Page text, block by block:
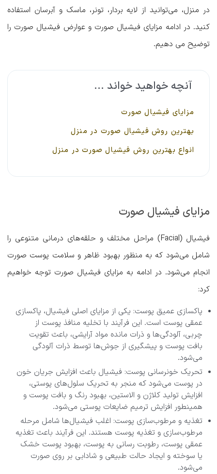
در منزل، می‌توانید از لایه بردار، تونر، ماسک و آبرسان استفاده
کنید. در ادامه مزایای فیشیال صورت وعوارض فیشیال صورت را
توضیح می دهیم.
آنچه خواهید خواند ...
مزایای فیشیال صورت
بهترین روش فیشیال صورت در منزل
انواع بهترین روش فیشیال صورت در منزل
مزایای فیشیال صورت
فیشیال (Facial) مراحل مختلف و حلقه‌های درمانی متنوعی را
شامل می‌شود که به منظور بهبود ظاهر و سلامت پوست صورت
انجام می‌شود. در ادامه به مزایای فیشیال صورت توجه خواهیم
کرد:
پاکسازی عمیق پوست: یکی از مزایای اصلی فیشیال، پاکسازی
عمقی پوست است. این فرآیند با تخلیه منافذ پوست از
چربی، آلودگی‌ها و ذرات مانده مواد آرایشی، باعث تقویت
بافت پوست و پیشگیری از جوش‌ها توسط ذرات آلودگی
می‌شود.
تحریک خونرسانی پوست: فیشیال باعث افزایش جریان خون
در پوست می‌شود که منجر به تحریک سلول‌های پوستی،
افزایش تولید کلاژن و الاستین، بهبود رنگ و بافت پوست و
همینطور افزایش ترمیم ضایعات پوستی می‌شود.
تغذیه و مرطوب‌سازی پوست: اغلب فیشیال‌ها شامل مرحله
مرطوب‌سازی و تغذیه پوست هستند. این فرآیند باعث تغذیه
عمقی پوست، رطوبت رسانی به پوست، بهبود پوست خشک
یا سوخته و ایجاد حالت طبیعی و شادابی بر روی صورت
می‌شود.